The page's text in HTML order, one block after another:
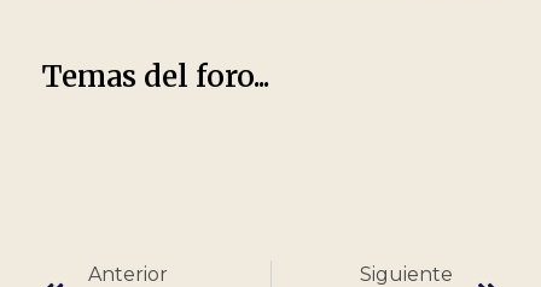
Temas del foro...
Anterior Siguiente